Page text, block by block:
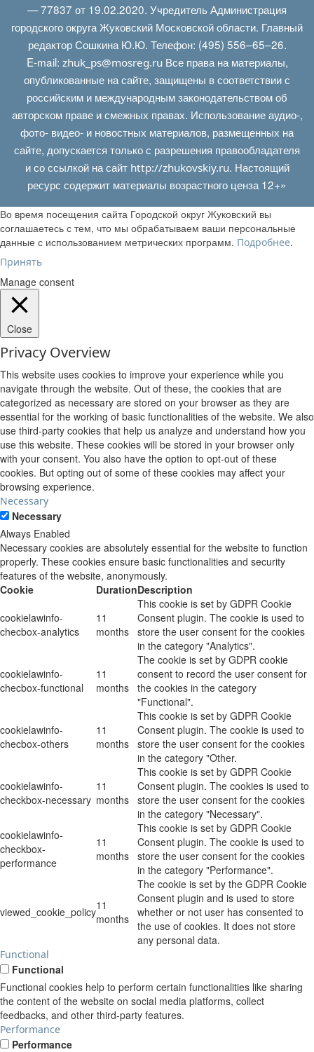
— 77837 от 19.02.2020. Учредитель Администрация
городского округа Жуковский Московской области. Главный
редактор Сошкина Ю.Ю. Телефон: (495) 556–65–26.
E‑mail: zhuk_ps@mosreg.ruВсе права на материалы,
опубликованные на сайте, защищены в соответствии с
российским и международным законодательством об
авторском праве и смежных правах. Использование аудио-,
фото- видео- и новостных материалов, размещенных на
сайте, допускается только с разрешения правообладателя
и со ссылкой на сайт http://zhukovskiy.ru. Настоящий
ресурс содержит материалы возрастного ценза 12+»
Во время посещения сайта Городской округ Жуковский вы
соглашаетесь с тем, что мы обрабатываем ваши персональные
данные с использованием метрических программ. Подробнее.
Принять
Manage consent
Close
Privacy Overview
This website uses cookies to improve your experience while you
navigate through the website. Out of these, the cookies that are
categorized as necessary are stored on your browser as they are
essential for the working of basic functionalities of the website. We also
use third-party cookies that help us analyze and understand how you
use this website. These cookies will be stored in your browser only
with your consent. You also have the option to opt-out of these
cookies. But opting out of some of these cookies may affect your
browsing experience.
Necessary
Necessary
Always Enabled
Necessary cookies are absolutely essential for the website to function
properly. These cookies ensure basic functionalities and security
features of the website, anonymously.
Cookie
DurationDescription
cookielawinfo-
checbox-analytics
11
months
This cookie is set by GDPR Cookie
Consent plugin. The cookie is used to
store the user consent for the cookies
in the category "Analytics".
cookielawinfo-
checbox-functional
11
months
The cookie is set by GDPR cookie
consent to record the user consent for
the cookies in the category
"Functional".
cookielawinfo-
checbox-others
11
months
This cookie is set by GDPR Cookie
Consent plugin. The cookie is used to
store the user consent for the cookies
in the category "Other.
cookielawinfo-
checkbox-necessary
11
months
This cookie is set by GDPR Cookie
Consent plugin. The cookies is used to
store the user consent for the cookies
in the category "Necessary".
cookielawinfo-
checkbox-
performance
11
months
This cookie is set by GDPR Cookie
Consent plugin. The cookie is used to
store the user consent for the cookies
in the category "Performance".
viewed_cookie_policy11
months
The cookie is set by the GDPR Cookie
Consent plugin and is used to store
whether or not user has consented to
the use of cookies. It does not store
any personal data.
Functional
Functional
Functional cookies help to perform certain functionalities like sharing
the content of the website on social media platforms, collect
feedbacks, and other third-party features.
Performance
Performance